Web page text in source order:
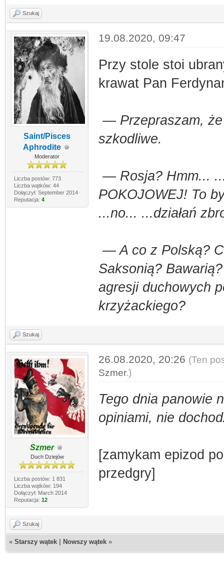
Szukaj
Saint/Pisces
Aphrodite
Moderator
Liczba postów: 773
Liczba wątków: 44
Dołączył: September 2014
Reputacja: 4
19.08.2020, 09:47
Przy stole stoi
krawat Pan
— Przepraszam, że
szkodliwe.
— Rosja? Hmm...
POKOJOWEJ! To
...no... ...działań
— A co z Polską?
Saksonią?
agresji duchowych
krzyżackiego?
Szukaj
Szmer
Duch Dziejów
Liczba postów: 1 831
Liczba wątków: 194
Dołączył: March 2014
Reputacja: 12
26.08.2020, 20:26 (Ten
Szmer.)
Tego dnia panowie
opiniami, nie
[zamykam epizod
przedgry]
Szukaj
« Starszy wątek Nowszy wątek »